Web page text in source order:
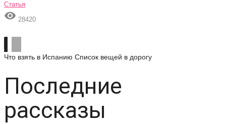
Статья
 28420
Что взять в Испанию Список вещей в дорогу
Последние
рассказы